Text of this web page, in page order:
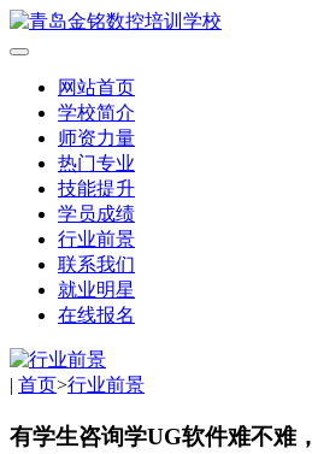
网站首页
学校简介
师资力量
热门专业
技能提升
学员成绩
行业前景
联系我们
就业明星
在线报名
| 首页>行业前景
有学生咨询学UG软件难不难